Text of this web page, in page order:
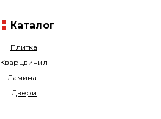
Плитка
Кварцвинил
Ламинат
Двери
Каталог